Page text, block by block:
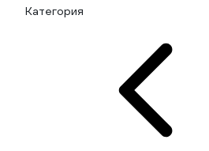
Категория